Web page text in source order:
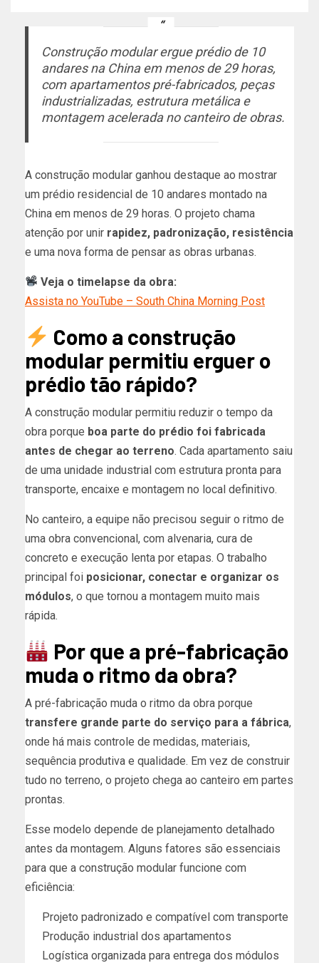
Construção modular ergue prédio de 10
andares na China em menos de 29 horas,
com apartamentos pré-fabricados, peças
industrializadas, estrutura metálica e
montagem acelerada no canteiro de obras.
A construção modular ganhou destaque ao mostrar
um prédio residencial de 10 andares montado na
China em menos de 29 horas. O projeto chama
atenção por unir rapidez, padronização, resistência
e uma nova forma de pensar as obras urbanas.
Veja o timelapse da obra:
Assista no YouTube – South China Morning Post
Como a construção
modular permitiu erguer o
prédio tão rápido?
A construção modular permitiu reduzir o tempo da
obra porque boa parte do prédio foi fabricada
antes de chegar ao terreno. Cada apartamento saiu
de uma unidade industrial com estrutura pronta para
transporte, encaixe e montagem no local definitivo.
No canteiro, a equipe não precisou seguir o ritmo de
uma obra convencional, com alvenaria, cura de
concreto e execução lenta por etapas. O trabalho
principal foi posicionar, conectar e organizar os
módulos, o que tornou a montagem muito mais
rápida.
Por que a pré-fabricação
muda o ritmo da obra?
A pré-fabricação muda o ritmo da obra porque
transfere grande parte do serviço para a fábrica,
onde há mais controle de medidas, materiais,
sequência produtiva e qualidade. Em vez de construir
tudo no terreno, o projeto chega ao canteiro em partes
prontas.
Esse modelo depende de planejamento detalhado
antes da montagem. Alguns fatores são essenciais
para que a construção modular funcione com
eficiência:
Projeto padronizado e compatível com transporte
Produção industrial dos apartamentos
Logística organizada para entrega dos módulos